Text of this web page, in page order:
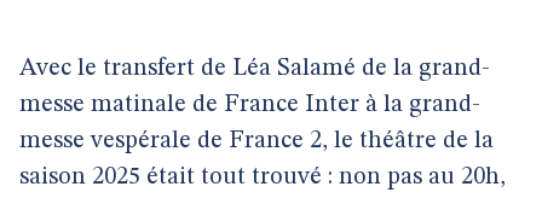
Avec le transfert de Léa Salamé de la grand-
messe matinale de France Inter à la grand-
messe vespérale de France 2, le théâtre de la
saison 2025 était tout trouvé : non pas au 20h,